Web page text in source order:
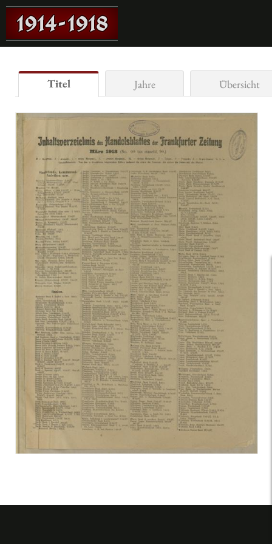
Titel Jahre Übersicht